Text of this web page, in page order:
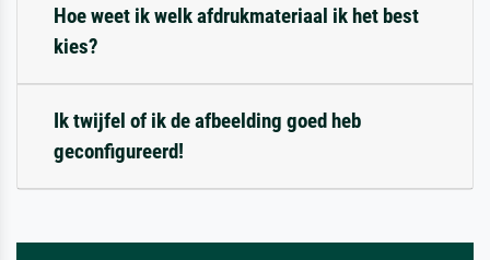
Hoe weet ik welk afdrukmateriaal ik het best
kies?
Ik twijfel of ik de afbeelding goed heb
geconfigureerd!